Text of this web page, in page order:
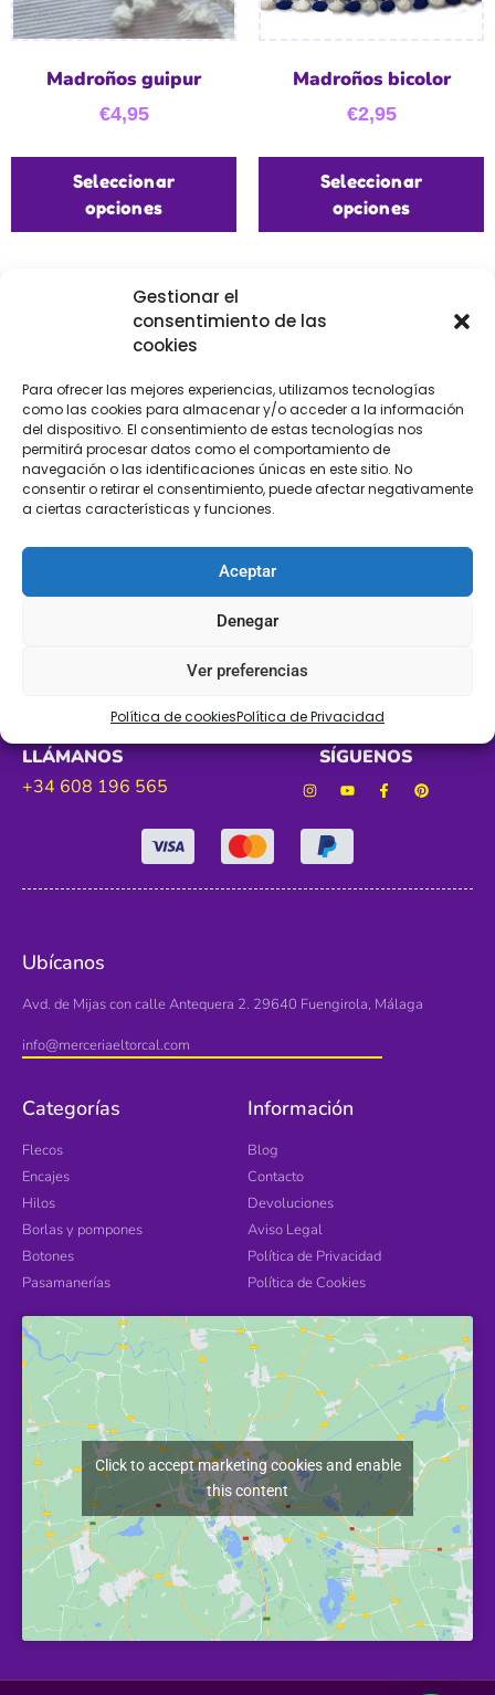
Gestionar el
consentimiento de las
cookies
Para ofrecer las mejores experiencias, utilizamos tecnologías
como las cookies para almacenar y/o acceder a la información
del dispositivo. El consentimiento de estas tecnologías nos
permitirá procesar datos como el comportamiento de
navegación o las identificaciones únicas en este sitio. No
consentir o retirar el consentimiento, puede afectar negativamente
a ciertas características y funciones.
Aceptar
Denegar
Ver preferencias
Política de cookiesPolítica de Privacidad
Madroños guipur
€4,95
Seleccionar
opciones
Madroños bicolor
€2,95
Seleccionar
opciones
LLÁMANOS
+34 608 196 565
SÍGUENOS
Ubícanos
Avd. de Mijas con calle Antequera 2. 29640 Fuengirola, Málaga
info@merceriaeltorcal.com
Categorías
Flecos
Encajes
Hilos
Borlas y pompones
Botones
Pasamanerías
Información
Blog
Contacto
Devoluciones
Aviso Legal
Política de Privacidad
Política de Cookies
Click to accept marketing cookies and enable
this content